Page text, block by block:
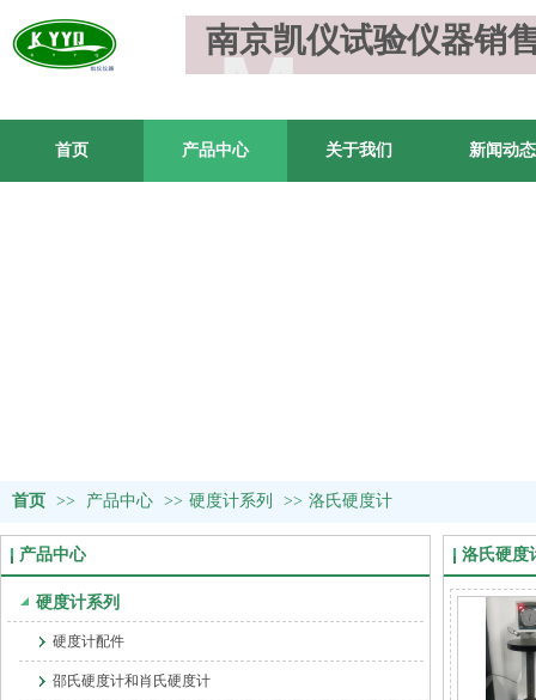
M
南京凯仪试验仪器销
首页 产品中心 关于我们 新闻动态
首页 >> 产品中心 >> 硬度计系列 >> 洛氏硬度计
产品中心
硬度计系列
硬度计配件
邵氏硬度计和肖氏硬度计
洛氏硬度